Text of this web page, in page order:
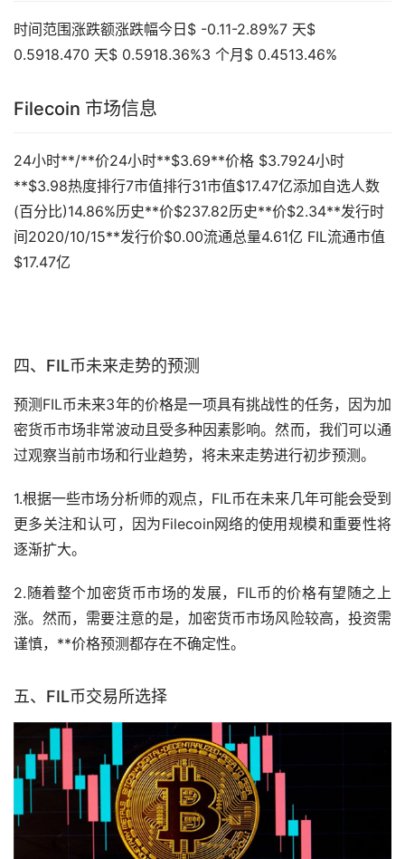
时间范围涨跌额涨跌幅今日$ -0.11-2.89%7 天$
0.5918.470 天$ 0.5918.36%3 个月$ 0.4513.46%
Filecoin 市场信息
24小时**/**价24小时**$3.69**价格 $3.7924小时
**$3.98热度排行7市值排行31市值$17.47亿添加自选人数
(百分比)14.86%历史**价$237.82历史**价$2.34**发行时
间2020/10/15**发行价$0.00流通总量4.61亿 FIL流通市值
$17.47亿
四、FIL币未来走势的预测
预测FIL币未来3年的价格是一项具有挑战性的任务，因为加
密货币市场非常波动且受多种因素影响。然而，我们可以通
过观察当前市场和行业趋势，将未来走势进行初步预测。
1.根据一些市场分析师的观点，FIL币在未来几年可能会受到
更多关注和认可，因为Filecoin网络的使用规模和重要性将
逐渐扩大。
2.随着整个加密货币市场的发展，FIL币的价格有望随之上
涨。然而，需要注意的是，加密货币市场风险较高，投资需
谨慎，**价格预测都存在不确定性。
五、FIL币交易所选择